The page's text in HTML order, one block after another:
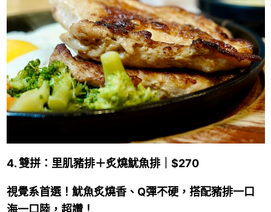
4. 雙拼：里肌豬排＋炙燒魷魚排｜$270
視覺系首選！魷魚炙燒香、Q彈不硬，搭配豬排一口
海一口陸，超讚！